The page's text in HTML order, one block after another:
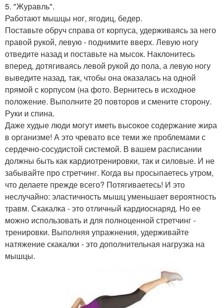
5. "Журавль".
Работают мышцы ног, ягодиц, бедер.
Поставьте обруч справа от корпуса, удерживаясь за него
правой рукой, левую - поднимите вверх. Левую ногу
отведите назад и поставьте на мысок. Наклонитесь
вперед, дотягиваясь левой рукой до пола, а левую ногу
выведите назад, так, чтобы она оказалась на одной
прямой с корпусом (на фото. Вернитесь в исходное
положение. Выполните 20 повторов и смените сторону.
Руки и спина.
Даже худые люди могут иметь высокое содержание жира
в организме! А это чревато все теми же проблемами с
сердечно-сосудистой системой. В вашем расписании
должны быть как кардиотренировки, так и силовые. И не
забывайте про стретчинг. Когда вы просыпаетесь утром,
что делаете прежде всего? Потягиваетесь! И это
неслучайно: эластичность мышц уменьшает вероятность
травм. Скакалка - это отличный кардиоснаряд. Но ее
можно использовать и для полноценной стретчинг -
тренировки. Выполняя упражнения, удерживайте
натяжение скакалки - это дополнительная нагрузка на
мышцы.